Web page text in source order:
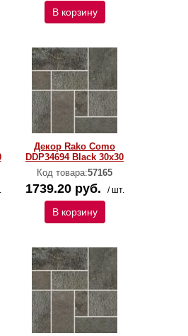
В корзину
Декор Rako Como
DDP34694 Black 30x30
Код товара:57165
1739.20 руб. / шт.
В корзину